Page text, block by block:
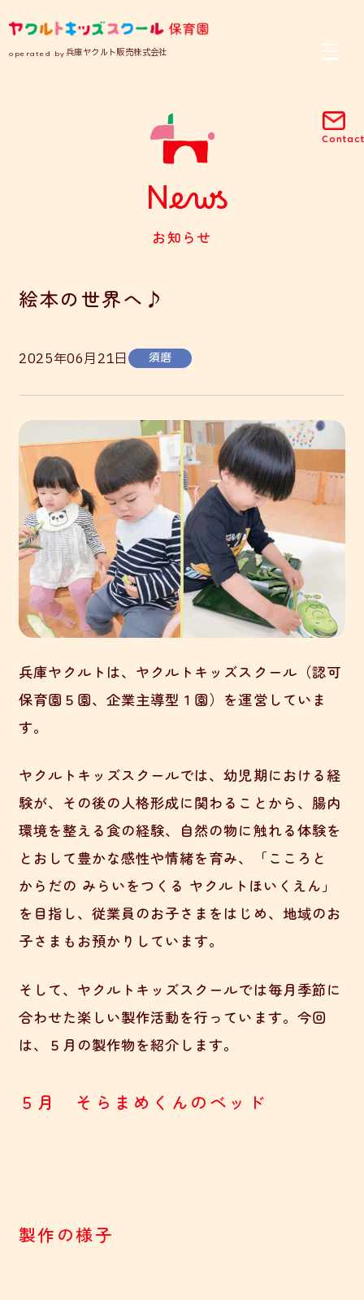
operated by兵庫ヤクルト販売株式会社
News
お知らせ
絵本の世界へ♪
2025年06月21日 須磨
兵庫ヤクルトは、ヤクルトキッズスクール（認可
保育園５園、企業主導型１園）を運営していま
す。
ヤクルトキッズスクールでは、幼児期における経
験が、その後の人格形成に関わることから、腸内
環境を整える食の経験、自然の物に触れる体験を
とおして豊かな感性や情緒を育み、「こころと
からだの みらいをつくる ヤクルトほいくえん」
を目指し、従業員のお子さまをはじめ、地域のお
子さまもお預かりしています。
そして、ヤクルトキッズスクールでは毎月季節に
合わせた楽しい製作活動を行っています。今回
は、５月の製作物を紹介します。
５月 そらまめくんのベッド
製作の様子